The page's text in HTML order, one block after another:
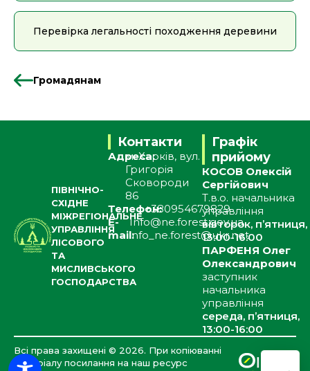
Перевірка легальності походження деревини
Громадянам
ПІВНІЧНО-
СХІДНЕ
МІЖРЕГІОНАЛЬНЕ
УПРАВЛІННЯ
ЛІСОВОГО
ТА
МИСЛИВСЬКОГО
ГОСПОДАРСТВА
Контакти
Адреса:
м. Харків, вул.
Григорія
Сковороди
86
Телефон:+380954679829
E-
mail:
Info@ne.forest.gov.ua
info_ne.forest@ukr.net
Графік
прийому
КОСОВ Олексій
Сергійович
Т.в.о. начальника
управління
вівторок, п’ятниця,
13:00-16:00
ПАРФЕНЯ Олег
Олександрович
заступник
начальника
управління
середа, п’ятниця,
13:00-16:00
Всі права захищені © 2026. При копіюванні
матеріалу посилання на наш ресурс